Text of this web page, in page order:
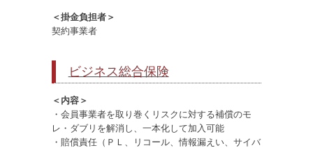
＜掛金負担者＞
契約事業者
ビジネス総合保険
＜内容＞
・会員事業者を取り巻くリスクに対する補償のモ
レ・ダブリを解消し、一本化して加入可能
・賠償責任（ＰＬ、リコール、情報漏えい、サイバ